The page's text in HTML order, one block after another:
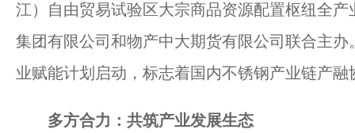
江）自由贸易试验区大宗商品资源配置枢纽全
集团有限公司和物产中大期货有限公司联合主办
业赋能计划启动，标志着国内不锈钢产业链产
多方合力：共筑产业发展生态